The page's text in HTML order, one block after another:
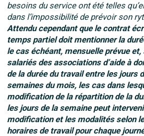
besoins du service ont été telles
dans l’impossibilité de prévoir son
Attendu cependant que le contrat
temps partiel doit mentionner la
le cas échéant, mensuelle prévue
salariés des associations d’aide à
de la durée du travail entre les jours
semaines du mois, les cas dans
modification de la répartition de la
les jours de la semaine peut
modification et les modalités selon
horaires de travail pour chaque